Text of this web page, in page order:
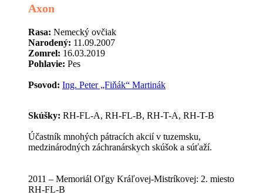
Axon
Rasa: Nemecký ovčiak
Narodený: 11.09.2007
Zomrel: 16.03.2019
Pohlavie: Pes
Psovod: Ing. Peter „Fiňák“ Martinák
Skúšky: RH-FL-A, RH-FL-B, RH-T-A, RH-T-B
Účastník mnohých pátracích akcií v tuzemsku,
medzinárodných záchranárskych skúšok a súťaží.
2011 – Memoriál Oľgy Kráľovej-Mistríkovej: 2. miesto
RH-FL-B